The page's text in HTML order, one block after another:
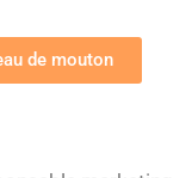
de mouton